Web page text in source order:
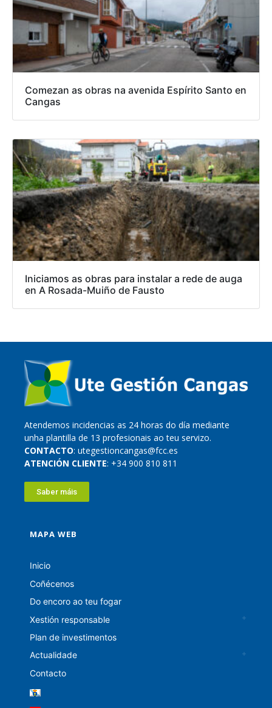
Comezan as obras na avenida Espírito Santo en
Cangas
Iniciamos as obras para instalar a rede de auga
en A Rosada-Muiño de Fausto
Atendemos incidencias as 24 horas do día mediante
unha plantilla de 13 profesionais ao teu servizo.
CONTACTO: utegestioncangas@fcc.es
ATENCIÓN CLIENTE: +34 900 810 811
Saber máis
MAPA WEB
Inicio
Coñécenos
Do encoro ao teu fogar
Xestión responsable
Plan de investimentos
Actualidade
Contacto